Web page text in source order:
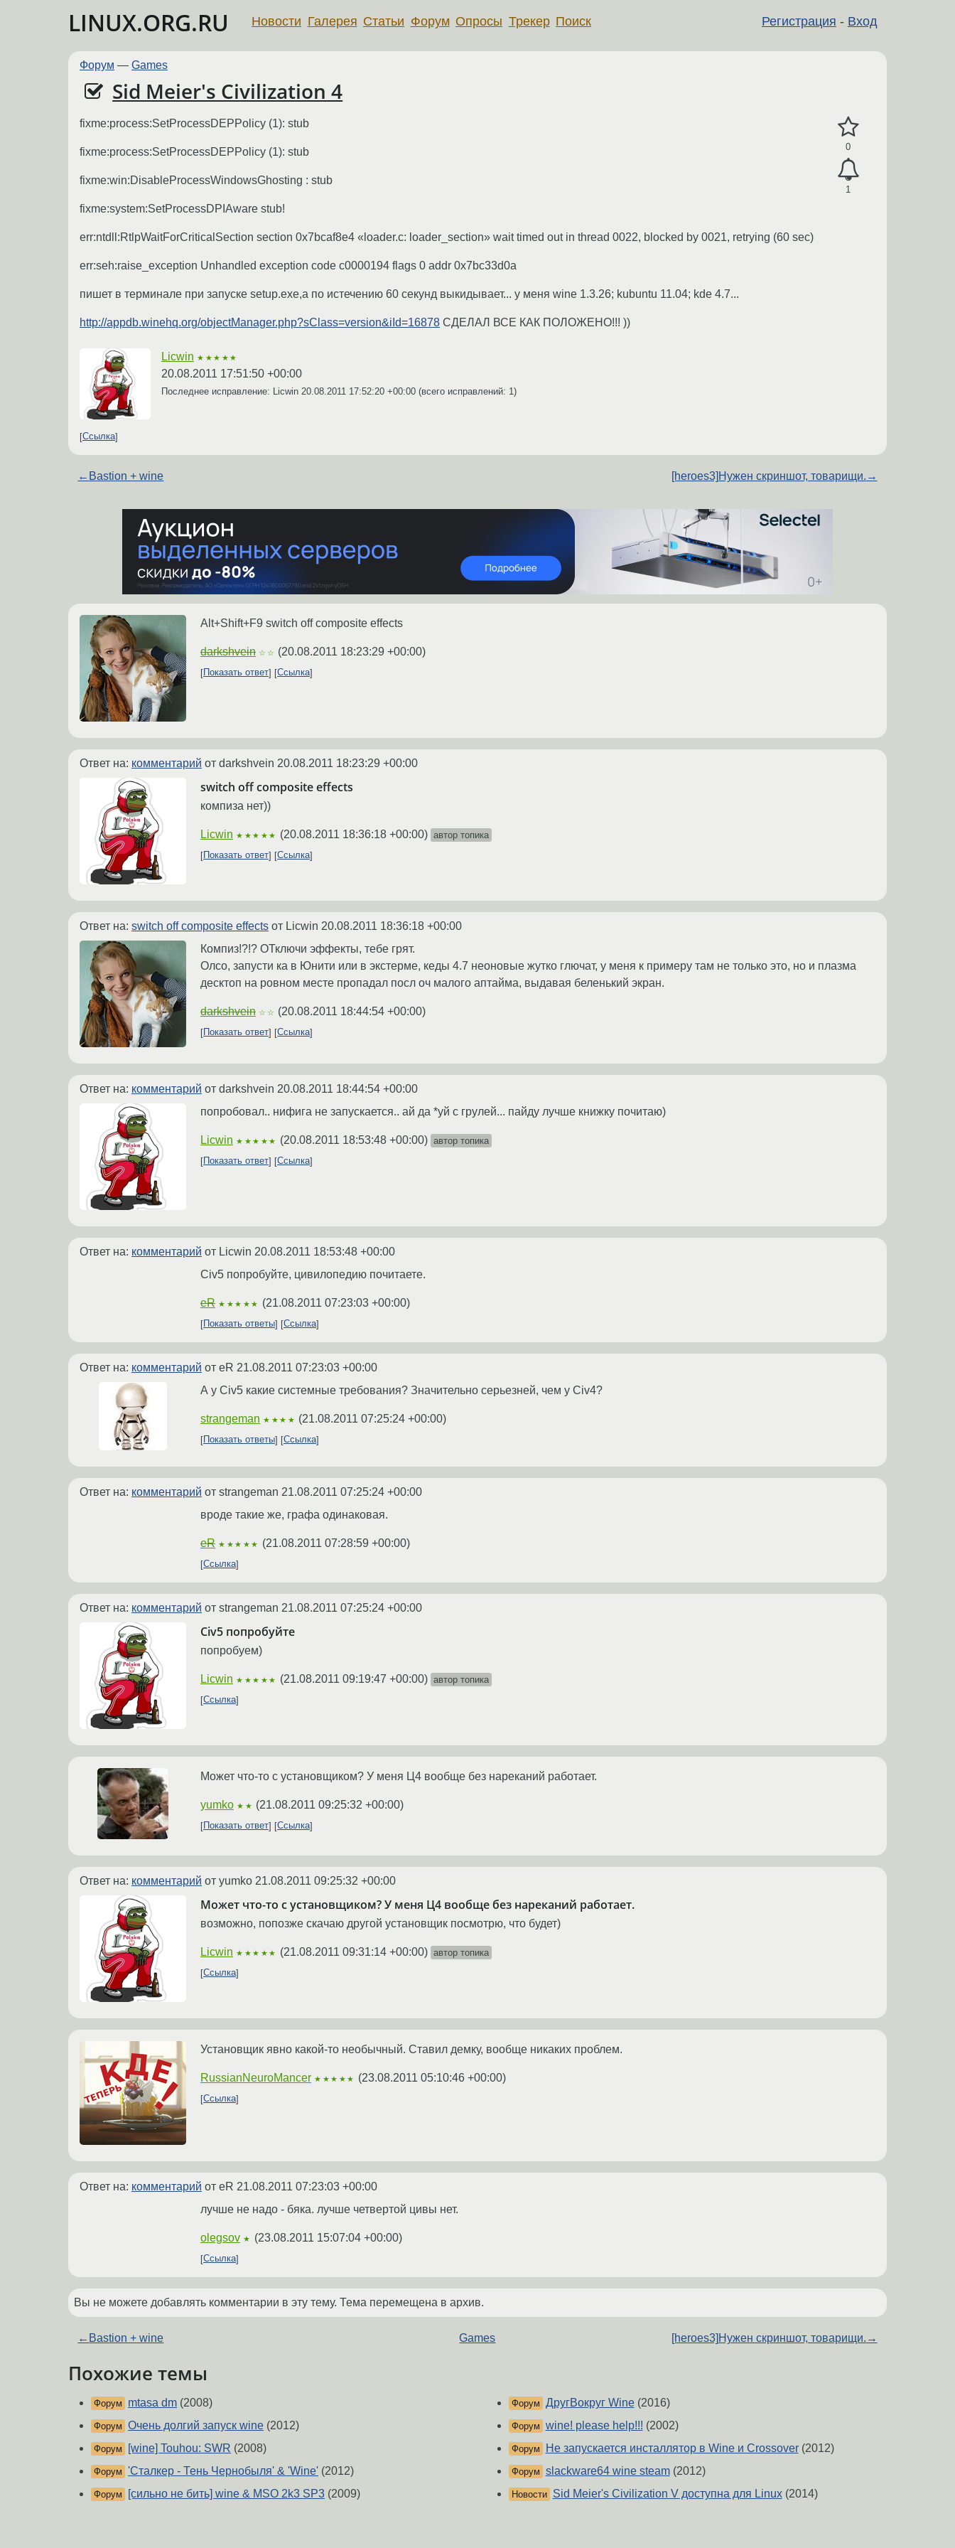
LINUX.ORG.RU Регистрация - Вход
Новости Галерея Статьи Форум Опросы Трекер Поиск
Форум — Games
Sid Meier's Civilization​ 4
0
1
fixme:process:SetProcessDEPPolicy (1): stub
fixme:process:SetProcessDEPPolicy (1): stub
fixme:win:DisableProcessWindowsGhosting : stub
fixme:system:SetProcessDPIAware stub!
err:ntdll:RtlpWaitForCriticalSection section 0x7bcaf8e4 «loader.c: loader_section» wait timed out in thread 0022, blocked by 0021, retrying (60 sec)
err:seh:raise_exception Unhandled exception code c0000194 flags 0 addr 0x7bc33d0a
пишет в терминале при запуске setup.exe,а по истечению 60 секунд выкидывает... у меня wine 1.3.26; kubuntu 11.04; kde 4.7...
http://appdb.winehq.org/objectManager.php?sClass=version&iId=16878 СДЕЛАЛ ВСЕ КАК ПОЛОЖЕНО!!! ))
Licwin ★★★★★
20.08.2011 17:51:50 +00:00
Последнее исправление: Licwin 20.08.2011 17:52:20 +00:00 (всего исправлений: 1)
Ссылка
← Bastion + wine [heroes3]Нужен скриншот, товарищи. →
Alt+Shift+F9 switch off composite effects
darkshvein ☆☆ (20.08.2011 18:23:29 +00:00)
Показать ответ Ссылка
Ответ на: комментарий от darkshvein 20.08.2011 18:23:29 +00:00
switch off composite effects
компиза нет))
Licwin ★★★★★ (20.08.2011 18:36:18 +00:00) автор топика
Показать ответ
Ссылка
Ответ на: switch off composite effects от Licwin 20.08.2011 18:36:18 +00:00
Компиз!?!? ОТключи эффекты, тебе грят.
Олсо, запусти ка в Юнити или в экстерме, кеды 4.7 неоновые жутко глючат, у меня к примеру там не только это, но и плазма
десктоп на ровном месте пропадал посл оч малого аптайма, выдавая беленький экран.
darkshvein ☆☆ (20.08.2011 18:44:54 +00:00)
Показать ответ Ссылка
Ответ на: комментарий от darkshvein 20.08.2011 18:44:54 +00:00
попробовал.. нифига не запускается.. ай да *уй с грулей... пайду лучше книжку почитаю)
Licwin ★★★★★ (20.08.2011 18:53:48 +00:00) автор топика
Показать ответ
Ссылка
Ответ на: комментарий от Licwin 20.08.2011 18:53:48 +00:00
Civ5 попробуйте, цивилопедию почитаете.
eR ★★★★★ (21.08.2011 07:23:03 +00:00)
Показать ответы Ссылка
Ответ на: комментарий от eR 21.08.2011 07:23:03 +00:00
А у Civ5 какие системные требования? Значительно серьезней, чем у Civ4?
strangeman ★★★★ (21.08.2011 07:25:24 +00:00)
Показать ответы Ссылка
Ответ на: комментарий от strangeman 21.08.2011 07:25:24 +00:00
вроде такие же, графа одинаковая.
eR ★★★★★ (21.08.2011 07:28:59 +00:00)
Ссылка
Ответ на: комментарий от strangeman 21.08.2011 07:25:24 +00:00
Civ5 попробуйте
попробуем)
Licwin ★★★★★ (21.08.2011 09:19:47 +00:00) автор топика
Ссылка
Может что-то с установщиком? У меня Ц4 вообще без нареканий работает.
yumko ★★ (21.08.2011 09:25:32 +00:00)
Показать ответ Ссылка
Ответ на: комментарий от yumko 21.08.2011 09:25:32 +00:00
Может что-то с установщиком? У меня Ц4 вообще без нареканий работает.
возможно, попозже скачаю другой установщик посмотрю, что будет)
Licwin ★★★★★ (21.08.2011 09:31:14 +00:00) автор топика
Ссылка
Установщик явно какой-то необычный. Ставил демку, вообще никаких проблем.
RussianNeuroMancer ★★★★★ (23.08.2011 05:10:46 +00:00)
Ссылка
Ответ на: комментарий от eR 21.08.2011 07:23:03 +00:00
лучше не надо - бяка. лучше четвертой цивы нет.
olegsov ★ (23.08.2011 15:07:04 +00:00)
Ссылка
Вы не можете добавлять комментарии в эту тему. Тема перемещена в архив.
← Bastion + wine Games [heroes3]Нужен скриншот, товарищи. →
Похожие темы
Форум mtasa dm (2008)
Форум Очень долгий запуск wine (2012)
Форум [wine] Touhou: SWR (2008)
Форум 'Сталкер - Тень Чернобыля' & 'Wine' (2012)
Форум [сильно не бить] wine & MSO 2k3 SP3 (2009)
Форум ДругВокруг Wine(2016)
Форум wine! please help!!! (2002)
Форум Не запускается инсталлятор в Wine и Crossover(2012)
Форум slackware64 wine steam(2012)
Новости Sid Meier's Civilization V доступна для Linux(2014)